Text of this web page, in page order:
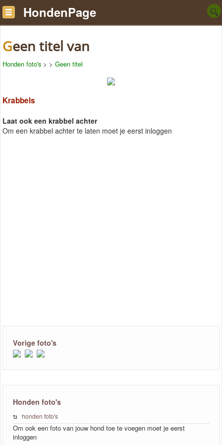
HondenPage
Geen titel van
Honden foto's > > Geen titel
Krabbels
Laat ook een krabbel achter
Om een krabbel achter te laten moet je eerst inloggen
Vorige foto's
Honden foto's
honden foto's
Om ook een foto van jouw hond toe te voegen moet je eerst
inloggen